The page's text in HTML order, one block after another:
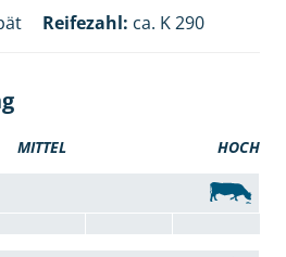
Reifezahl: ca. K 290
MITTEL HOCH